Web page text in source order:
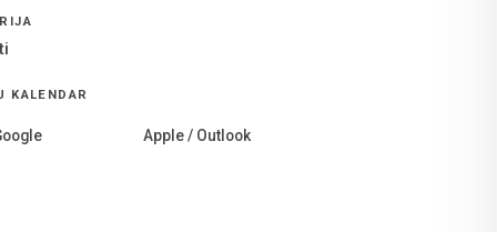
KALENDAR
Apple / Outlook